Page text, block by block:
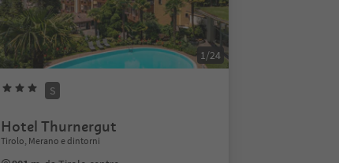
1/24
S
Hotel Thurnergut
Tirolo, Merano e dintorni